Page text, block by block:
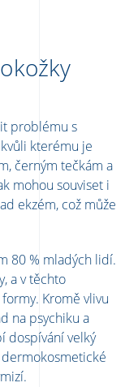
problému s
kterému je
černým tečkám a
mohou souviset i
ekzém, což může
80 % mladých lidí.
a v těchto
Kromě vlivu
na psychiku a
dospívání velký